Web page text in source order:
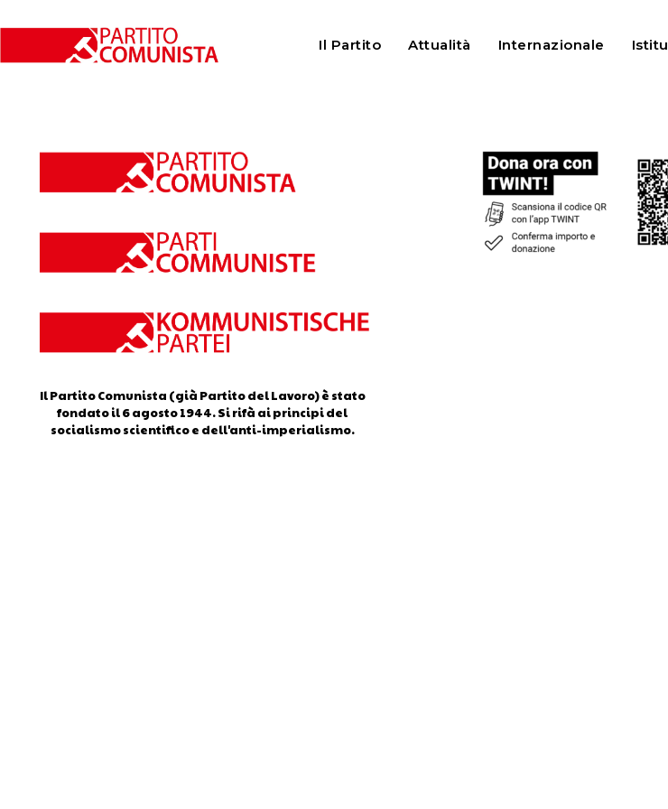
Il Partito Attualità Internazionale
Home Calendario
Calendario
Il Partito Comunista (già Partito del Lavoro) è stato
fondato il 6 agosto 1944. Si rifà ai principi del
socialismo scientifico e dell'anti-imperialismo.